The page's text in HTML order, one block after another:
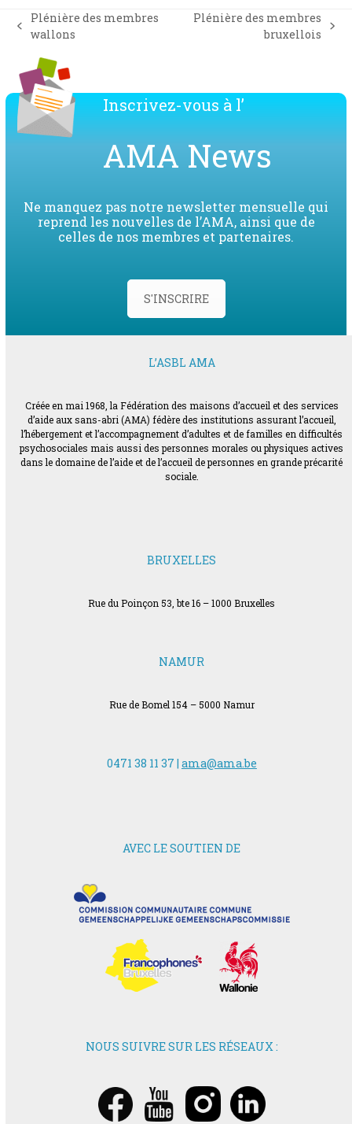
previous
Plénière des membres
wallons
Plénière des membres
bruxellois
Inscrivez-vous à l’
AMA News
Ne manquez pas notre newsletter mensuelle qui
reprend les nouvelles de l’AMA, ainsi que de
celles de nos membres et partenaires.
S'INSCRIRE
L’ASBL AMA
Créée en mai 1968, la Fédération des maisons d’accueil et des services
d’aide aux sans-abri (AMA) fédère des institutions assurant l’accueil,
l’hébergement et l’accompagnement d’adultes et de familles en difficultés
psychosociales mais aussi des personnes morales ou physiques actives
dans le domaine de l’aide et de l’accueil de personnes en grande précarité
sociale.
BRUXELLES
Rue du Poinçon 53, bte 16 – 1000 Bruxelles
NAMUR
Rue de Bomel 154 – 5000 Namur
0471 38 11 37 | ama@ama.be
AVEC LE SOUTIEN DE
NOUS SUIVRE SUR LES RÉSEAUX :